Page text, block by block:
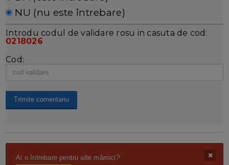
NU (nu este întrebare)
Introdu codul de validare rosu in casuta de cod:
0218026
Cod:
Ai o întrebare pentru alte mămici?